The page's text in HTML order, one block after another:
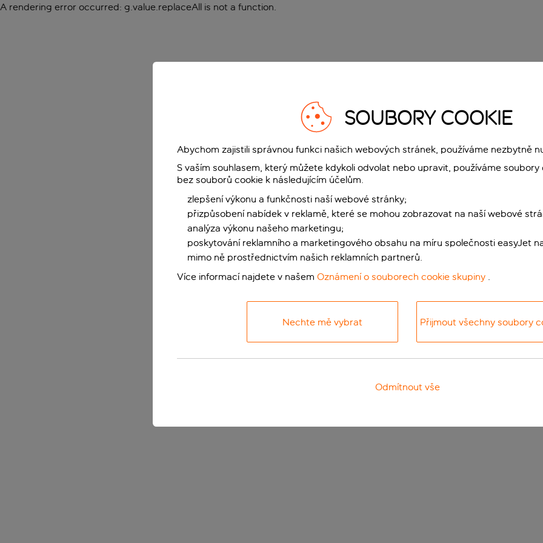
A rendering error occurred: g.value.replaceAll is not a function.
SOUBORY COOKIE
Abychom zajistili správnou funkci našich webových stránek, používáme nezbytně
S vaším souhlasem, který můžete kdykoli odvolat nebo upravit, používáme
bez souborů cookie k následujícím účelům.
zlepšení výkonu a funkčnosti naší webové stránky;
přizpůsobení nabídek v reklamě, které se mohou zobrazovat na naší webové
analýza výkonu našeho marketingu;
poskytování reklamního a marketingového obsahu na míru společnosti easyJet
mimo ně prostřednictvím našich reklamních partnerů.
Více informací najdete v našem Oznámení o souborech cookie skupiny .
Nechte mě vybrat Přijmout všechny soubory
Odmítnout vše